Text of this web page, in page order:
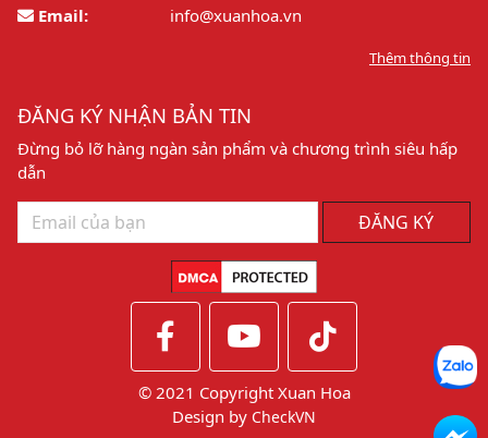
Email:
info@xuanhoa.vn
Thêm thông tin
© 2021 Copyright Xuan Hoa
Design by CheckVN
ĐĂNG KÝ NHẬN BẢN TIN
Đừng bỏ lỡ hàng ngàn sản phẩm và chương trình siêu hấp
dẫn
ĐĂNG KÝ